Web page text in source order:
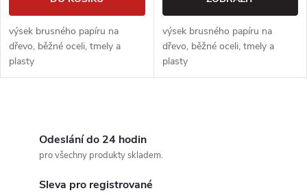
výsek brusného papíru na
dřevo, běžné oceli, tmely a
plasty
výsek brusného papíru na
dřevo, běžné oceli, tmely a
plasty
Odeslání do 24 hodin
pro všechny produkty skladem.
Sleva pro registrované